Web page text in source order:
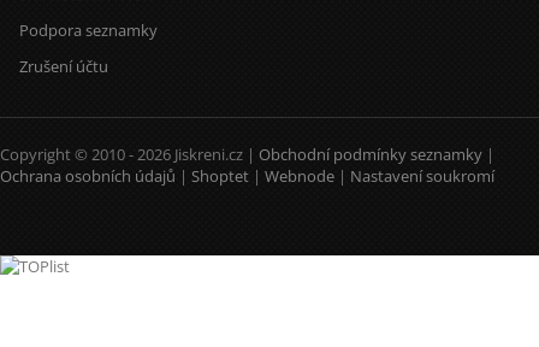
Podpora seznamky
Zrušení účtu
Copyright © 2010 - 2026 Jiskreni.cz | Obchodní podmínky seznamky |
Ochrana osobních údajů | Shoptet | Webnode | Nastavení soukromí